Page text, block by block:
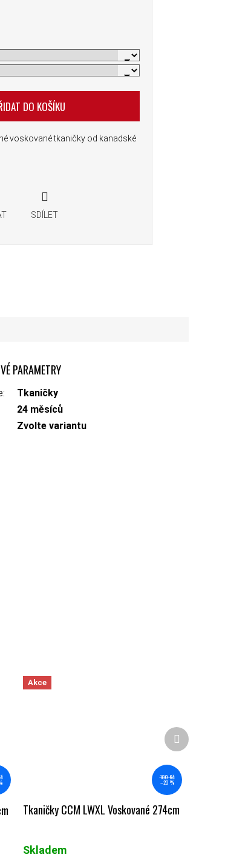
DO KOŠÍKU
voskované tkaničky od kanadské
SDÍLET
PARAMETRY
:
Tkaničky
24 měsíců
Zvolte variantu
Akce
180 Kč
–20 %
Tkaničky CCM LWXL Voskované 274cm
Skladem
Další produkt